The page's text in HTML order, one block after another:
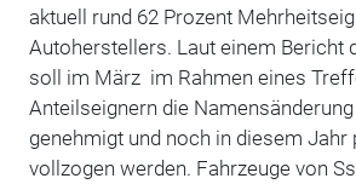
aktuell rund 62 Prozent
Autoherstellers. Laut einem Bericht
soll im März im Rahmen eines
Anteilseignern die
genehmigt und noch in diesem Jahr
vollzogen werden. Fahrzeuge von